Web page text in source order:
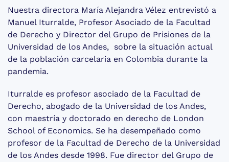
Nuestra directora María Alejandra Vélez entrevistó a
Manuel Iturralde, Profesor Asociado de la Facultad
de Derecho y Director del Grupo de Prisiones de la
Universidad de los Andes, sobre la situación actual
de la población carcelaria en Colombia durante la
pandemia.
Iturralde es profesor asociado de la Facultad de
Derecho, abogado de la Universidad de los Andes,
con maestría y doctorado en derecho de London
School of Economics. Se ha desempeñado como
profesor de la Facultad de Derecho de la Universidad
de los Andes desde 1998. Fue director del Grupo de